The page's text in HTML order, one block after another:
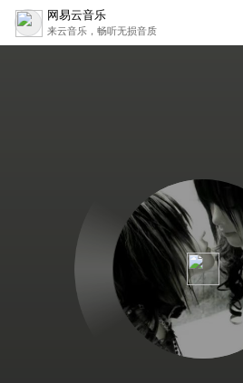
网易云音乐
来云音乐，畅听无损音质